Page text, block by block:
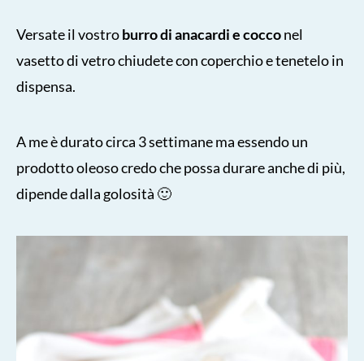
Versate il vostroburro di anacardi e cocconel
vasetto di vetro chiudete con coperchio e tenetelo in
dispensa.
A me è durato circa 3 settimane ma essendo un
prodotto oleoso credo che possa durare anche di più,
dipende dalla golosità 🙂